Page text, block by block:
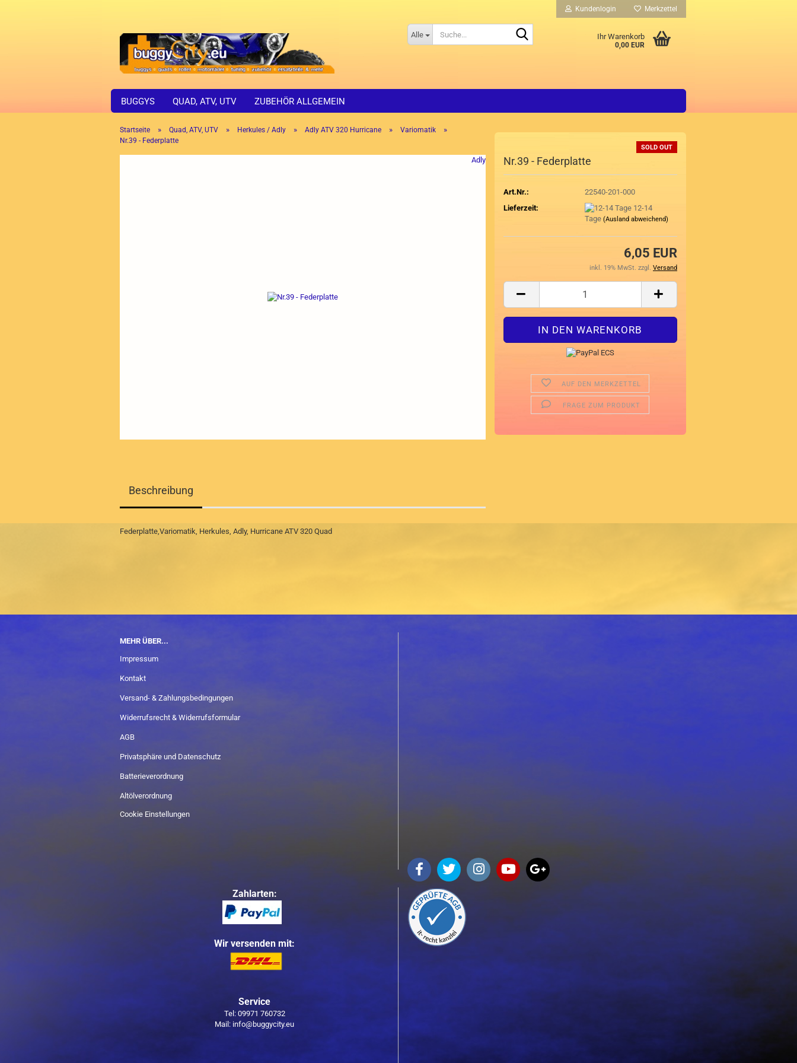
Kundenlogin Merkzettel
Alle
Ihr Warenkorb
0,00 EUR
BUGGYS QUAD, ATV, UTV ZUBEHÖR ALLGEMEIN
Startseite » Quad, ATV, UTV » Herkules / Adly » Adly ATV 320 Hurricane » Variomatik »
Nr.39 - Federplatte
Adly
SOLD OUT
Nr.39 - Federplatte
Art.Nr.:
22540-201-000
Lieferzeit:
12-14
Tage (Ausland abweichend)
6,05 EUR
inkl. 19% MwSt. zzgl. Versand
AUF DEN MERKZETTEL
FRAGE ZUM PRODUKT
Beschreibung
Federplatte,Variomatik, Herkules, Adly, Hurricane ATV 320 Quad
MEHR ÜBER...
Impressum
Kontakt
Versand- & Zahlungsbedingungen
Widerrufsrecht & Widerrufsformular
AGB
Privatsphäre und Datenschutz
Batterieverordnung
Altölverordnung
Cookie Einstellungen
Zahlarten:
Wir versenden mit:
Service
Tel: 09971 760732
Mail: info@buggycity.eu